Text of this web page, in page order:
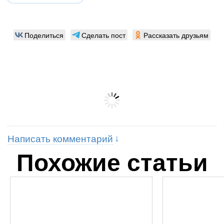
Поделиться Сделать пост Рассказать друзьям
Написать комментарий
Похожие статьи